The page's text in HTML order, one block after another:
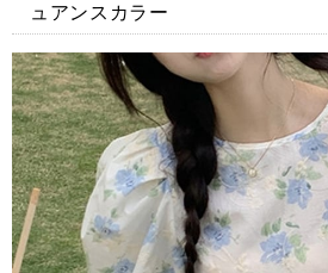
ュアンスカラー